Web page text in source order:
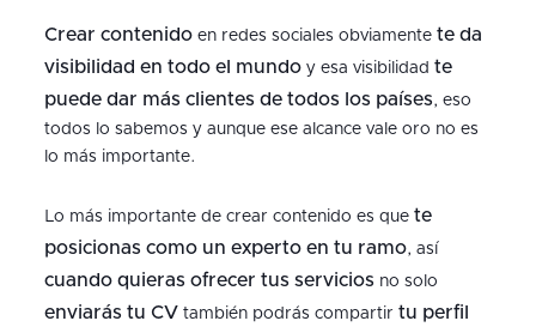
Crear contenidoen redes sociales obviamente te da
visibilidad en todo el mundoy esa visibilidad te
puede dar más clientes de todos los países, eso
todos lo sabemos y aunque ese alcance vale oro no es
lo más importante.
Lo más importante de crear contenido es que te
posicionas como un experto en tu ramo, así
cuando quieras ofrecer tus servicios no solo
enviarás tu CV también podrás compartir tu perfil